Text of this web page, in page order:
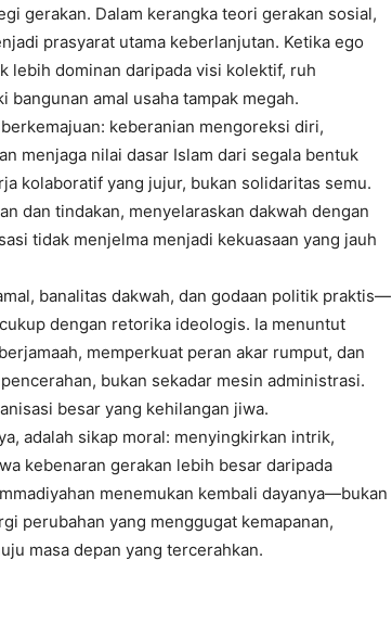
gerakan. Dalam kerangka teori gerakan sosial,
prasyarat utama keberlanjutan. Ketika ego
lebih dominan daripada visi kolektif, ruh
amal usaha tampak megah.
keberanian mengoreksi diri,
menjaga nilai dasar Islam dari segala bentuk
kolaboratif yang jujur, bukan solidaritas semu.
dan tindakan, menyelaraskan dakwah dengan
tidak menjelma menjadi kekuasaan yang jauh
banalitas dakwah, dan godaan politik praktis—
dengan retorika ideologis. Ia menuntut
memperkuat peran akar rumput, dan
bukan sekadar mesin administrasi.
besar yang kehilangan jiwa.
adalah sikap moral: menyingkirkan intrik,
kebenaran gerakan lebih besar daripada
menemukan kembali dayanya—bukan
perubahan yang menggugat kemapanan,
masa depan yang tercerahkan.